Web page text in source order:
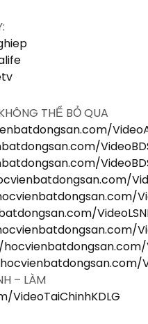
THỂ BỎ QUA
– LÀM